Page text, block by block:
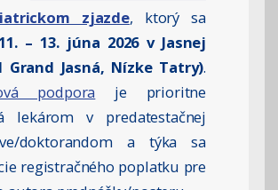
zjazde, ktorý sa
– 13. júna 2026 v Jasnej
Grand Jasná, Nízke Tatry).
podpora je prioritne
lekárom v predatestačnej
doktorandom a týka sa
registračného poplatku pre